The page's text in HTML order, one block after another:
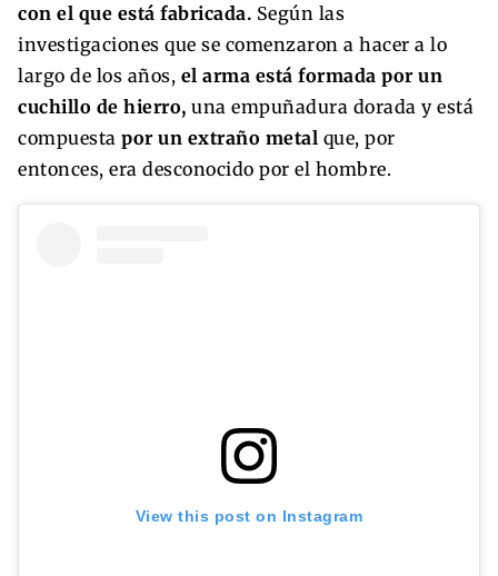
con el que está fabricada. Según las
investigaciones que se comenzaron a hacer a lo
largo de los años, el arma está formada por un
cuchillo de hierro, una empuñadura dorada y está
compuesta por un extraño metal que, por
entonces, era desconocido por el hombre.
View this post on Instagram